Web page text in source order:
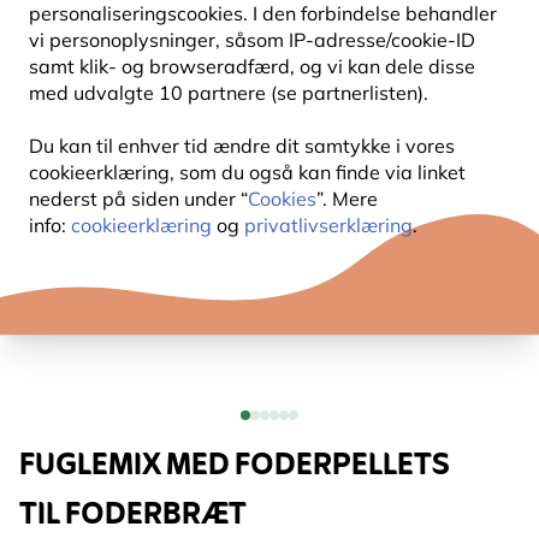
personaliseringscookies. I den forbindelse behandler
vi personoplysninger, såsom IP-adresse/cookie-ID
samt klik- og browseradfærd, og vi kan dele disse
med udvalgte 10 partnere (se partnerlisten).
Du kan til enhver tid ændre dit samtykke i vores
cookieerklæring, som du også kan finde via linket
nederst på siden under “Cookies”. Mere
info: cookieerklæring og privatlivserklæring.
FUGLEMIX MED FODERPELLETS
TIL FODERBRÆT